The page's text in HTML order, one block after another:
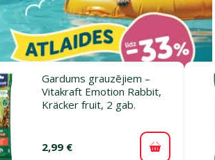
Gardums grauzējiem –
Vitakraft Emotion Rabbit,
Kräcker fruit, 2 gab.
2,99 € Pievienot